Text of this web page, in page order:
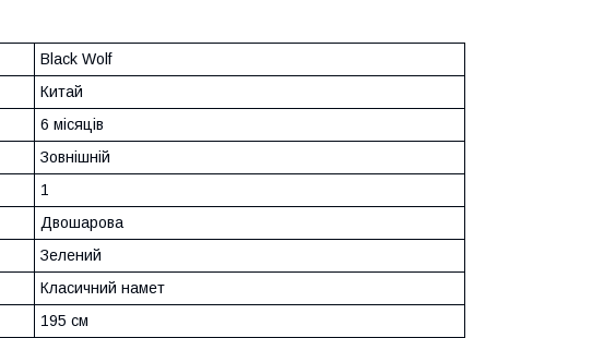
Black Wolf
Китай
6 місяців
Зовнішній
1
Двошарова
Зелений
Класичний намет
195 см